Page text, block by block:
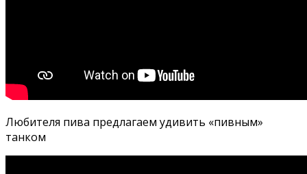
Любителя пива предлагаем удивить «пивным»
танком